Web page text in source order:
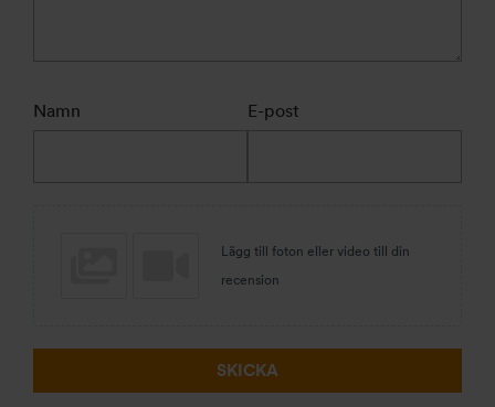
Namn E-post
Lägg till foton eller video till din
recension
SKICKA